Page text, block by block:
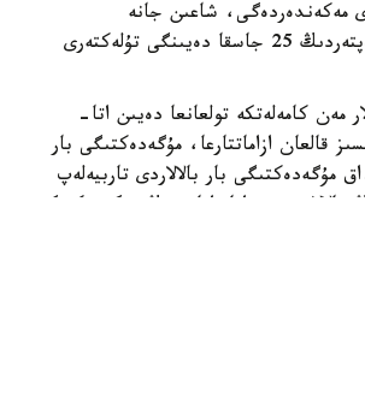
مەكەندەردەگى، شاعىن جانە
مونوقالالارداعى مەكتەپتەردىڭ 25 جاسقا دەيىنگى تۇلەكتەرى
مەن كامەلەتكە تولعانعا دەيىن اتا-
قالعان ازاماتتارعا، مۇگەدەكتىگى بار
مۇگەدەكتىگى بار بالالاردى تاربيەلەپ